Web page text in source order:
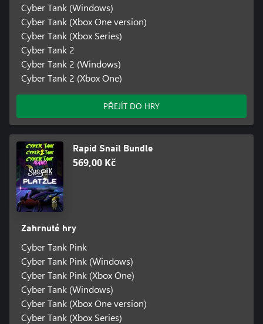
Cyber Tank (Windows)
Cyber Tank (Xbox One version)
Cyber Tank (Xbox Series)
Cyber Tank 2
Cyber Tank 2 (Windows)
Cyber Tank 2 (Xbox One)
PŘEJÍT DO HRY
Rapid Snail Bundle
569,00 Kč
Zahrnuté hry
Cyber Tank Pink
Cyber Tank Pink (Windows)
Cyber Tank Pink (Xbox One)
Cyber Tank (Windows)
Cyber Tank (Xbox One version)
Cyber Tank (Xbox Series)